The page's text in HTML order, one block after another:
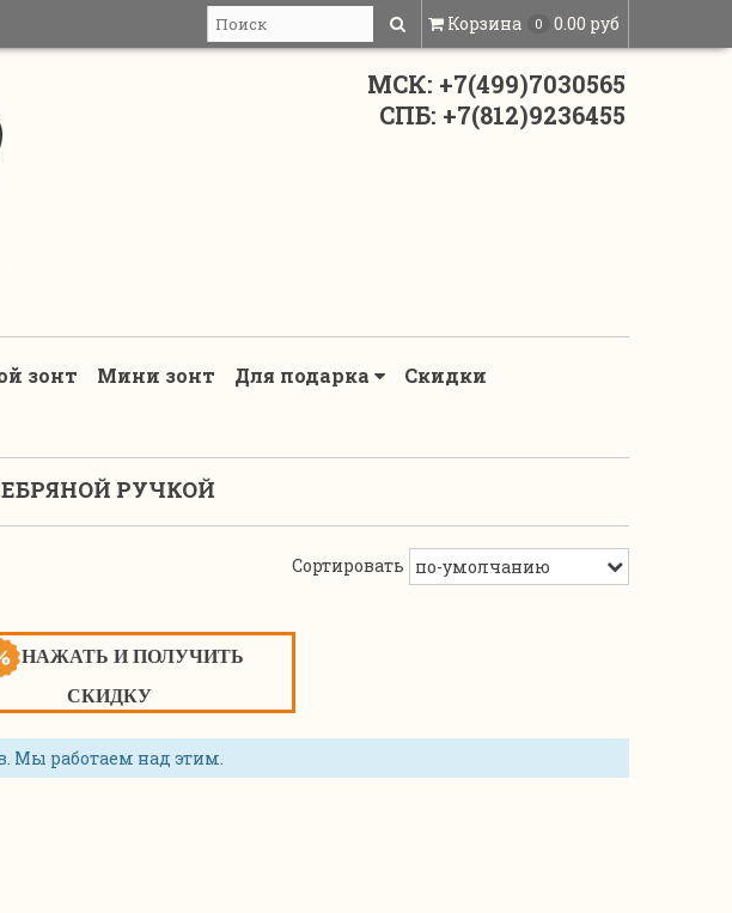
Корзина 0 0.00 руб
МСК: +7(499)7030565
СПБ: +7(812)9236455
зонт Мини зонт Для подарка
Скидки
РУЧКОЙ
Сортировать
НАЖАТЬ И ПОЛУЧИТЬ
СКИДКУ
Мы работаем над этим.